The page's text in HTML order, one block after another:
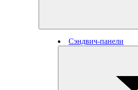
Сэндвич-панели